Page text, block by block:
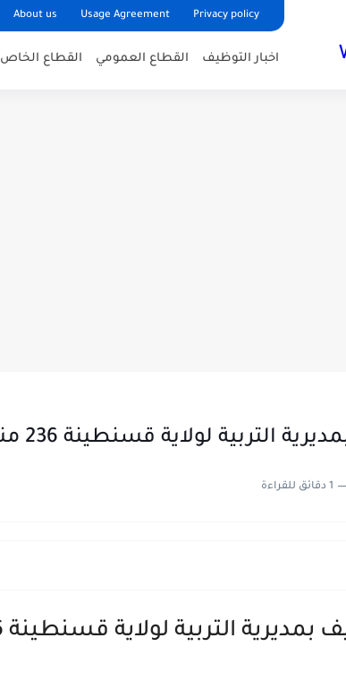
Privacy policy
Usage Agreement
About us
اخبار التوظيف القطاع العمومي القطاع الخاص
التربية لولاية قسنطينة 236 منصب
1 دقائق للقراءة
التربية لولاية قسنطينة 236 منصب